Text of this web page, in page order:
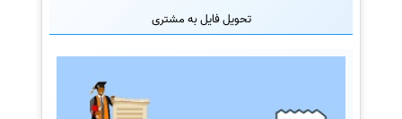
تحویل فایل به مشتری